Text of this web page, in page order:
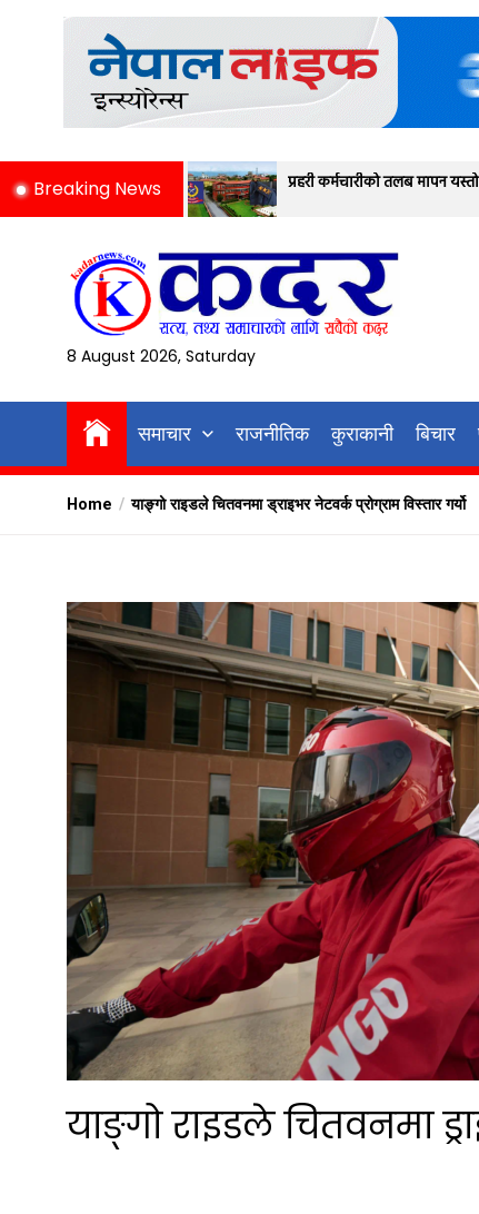
Breaking Newsप्रहरी कर्मचारीको तलब मापन यस्तो छ
8 August 2026, Saturday
समाचार राजनीतिक कुराकानी बिचार
Home याङ्गो राइडले चितवनमा ड्राइभर नेटवर्क प्रोग्राम विस्तार गर्यो
याङ्गो राइडले चितवनमा